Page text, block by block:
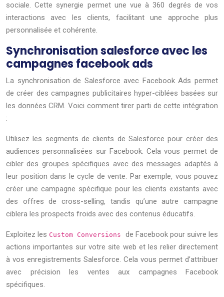
sociale. Cette synergie permet une vue à 360 degrés de vos
interactions avec les clients, facilitant une approche plus
personnalisée et cohérente.
Synchronisation salesforce avec les
campagnes facebook ads
La synchronisation de Salesforce avec Facebook Ads permet
de créer des campagnes publicitaires hyper-ciblées basées sur
les données CRM. Voici comment tirer parti de cette intégration
:
Utilisez les segments de clients de Salesforce pour créer des
audiences personnalisées sur Facebook. Cela vous permet de
cibler des groupes spécifiques avec des messages adaptés à
leur position dans le cycle de vente. Par exemple, vous pouvez
créer une campagne spécifique pour les clients existants avec
des offres de cross-selling, tandis qu’une autre campagne
ciblera les prospects froids avec des contenus éducatifs.
Exploitez les Custom Conversions de Facebook pour suivre les
actions importantes sur votre site web et les relier directement
à vos enregistrements Salesforce. Cela vous permet d’attribuer
avec précision les ventes aux campagnes Facebook
spécifiques.